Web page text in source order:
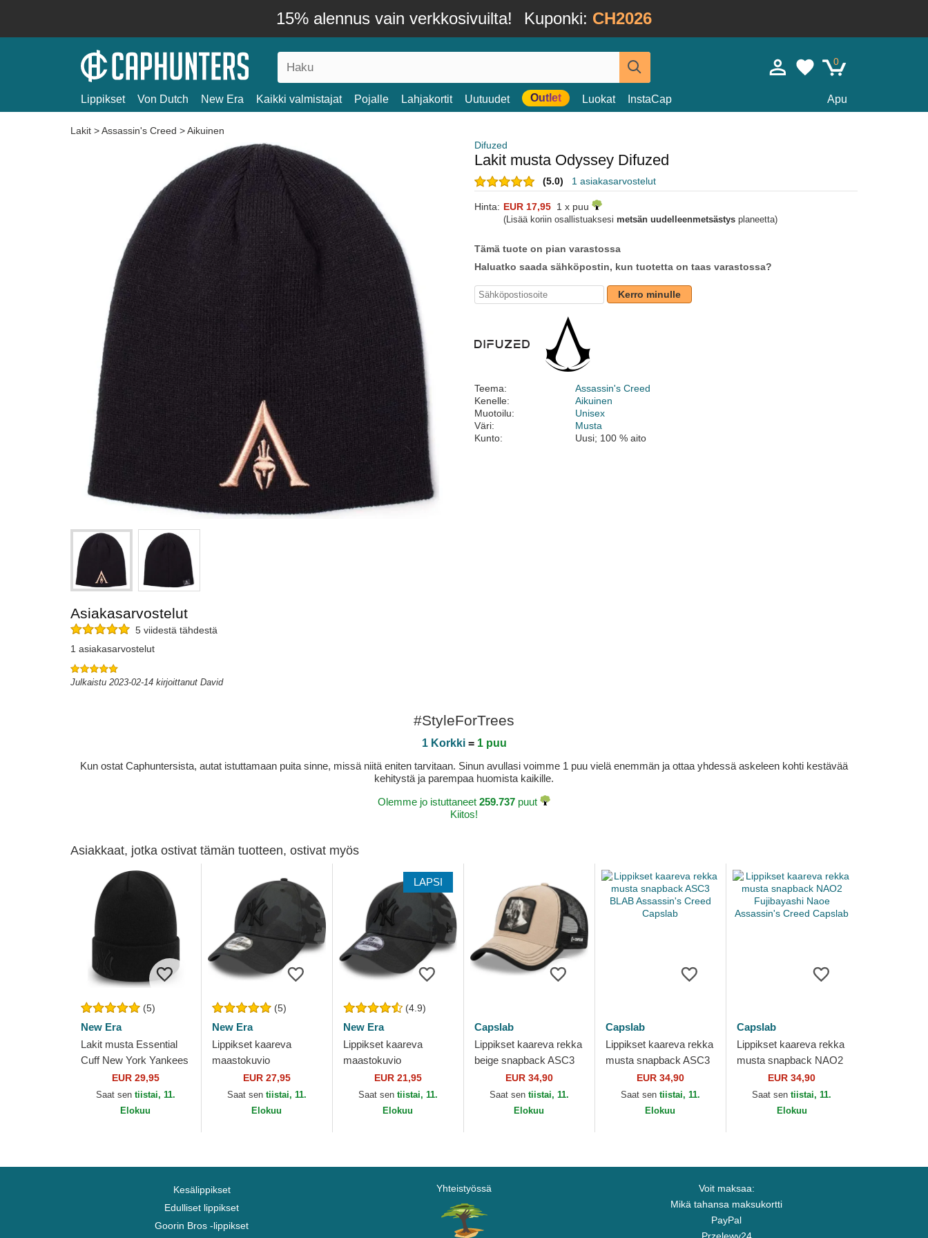
15% alennus vain verkkosivuilta! Kuponki: CH2026
0
Lippikset Von Dutch New Era Kaikki valmistajat Pojalle Lahjakortit Uutuudet Outlet Luokat InstaCap Apu
Lakit >Assassin's Creed >Aikuinen
Difuzed
Lakit musta Odyssey Difuzed
(5.0) 1 asiakasarvostelut
Hinta: EUR 17,95 1 x puu
(Lisää koriin osallistuaksesi metsän uudelleenmetsästys planeetta)
Tämä tuote on pian varastossa
Haluatko saada sähköpostin, kun tuotetta on taas varastossa?
Kerro minulle
Teema:
Assassin's Creed
Kenelle:
Aikuinen
Muotoilu:
Unisex
Väri:
Musta
Kunto:
Uusi; 100 % aito
Asiakasarvostelut
5 viidestä tähdestä
1 asiakasarvostelut
Julkaistu 2023-02-14 kirjoittanut David
#StyleForTrees
1 Korkki= 1 puu
Kun ostat Caphuntersista, autat istuttamaan puita sinne, missä niitä eniten tarvitaan. Sinun avullasi voimme 1 puu vielä enemmän ja ottaa yhdessä askeleen kohti kestävää
kehitystä ja parempaa huomista kaikille.
Olemme jo istuttaneet 259.737 puut
Kiitos!
Asiakkaat, jotka ostivat tämän tuotteen, ostivat myös
(5)
New Era
Lakit musta Essential
Cuff New York Yankees
MLB New Era
EUR 29,95
Saat sen tiistai, 11.
Elokuu
(5)
New Era
Lippikset kaareva
maastokuvio
säädettävä nauha
9FORTY League
Essential New York
EUR 27,95
Saat sen tiistai, 11.
Elokuu
LAPSI
(4.9)
New Era
Lippikset kaareva
maastokuvio
säädettävä nauha
lapsille 9FORTY League
Essential New York
EUR 21,95
Saat sen tiistai, 11.
Elokuu
Capslab
Lippikset kaareva rekka
beige snapback ASC3
ALT2B Altair Assassin's
Creed Capslab
EUR 34,90
Saat sen tiistai, 11.
Elokuu
Capslab
Lippikset kaareva rekka
musta snapback ASC3
BLAB Assassin's Creed
Capslab
EUR 34,90
Saat sen tiistai, 11.
Elokuu
Capslab
Lippikset kaareva rekka
musta snapback NAO2
Fujibayashi Naoe
Assassin's Creed
EUR 34,90
Saat sentiistai, 11.
Elokuu
Kesälippikset
Edulliset lippikset
Goorin Bros -lippikset
Yhteistyössä
Voit maksaa:
Mikä tahansa maksukortti
PayPal